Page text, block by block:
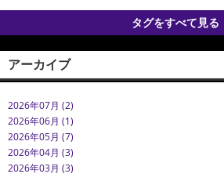
タグをすべて見る
アーカイブ
2026年07月 (2)
2026年06月 (1)
2026年05月 (7)
2026年04月 (3)
2026年03月 (3)